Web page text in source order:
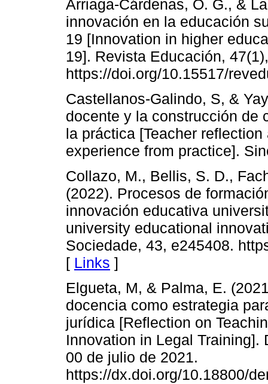
Arriaga-Cárdenas, O. G., &
innovación en la educación
19 [Innovation in higher
19]. Revista Educación,
https://doi.org/10.15517/
Castellanos-Galindo, S, &
docente y la construcción de
la práctica [Teacher
experience from practice].
Collazo, M., Bellis, S. D.,
(2022). Procesos de
innovación educativa
university educational
Sociedade, 43, e245408.
[ Links ]
Elgueta, M, & Palma, E.
docencia como estrategia
jurídica [Reflection on
Innovation in Legal Training].
00 de julio de 2021.
https://dx.doi.org/10.18800/